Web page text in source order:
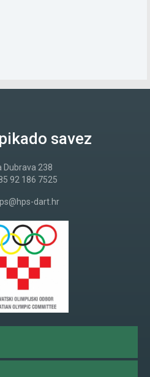
savez
Dubrava 238
92 186 7525
dart.hr